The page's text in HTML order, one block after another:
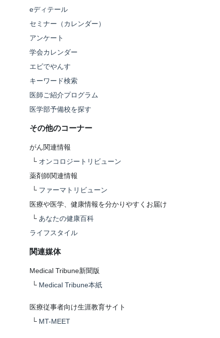
eディテール
セミナー（カレンダー）
アンケート
学会カレンダー
エビでやんす
キーワード検索
医師ご紹介プログラム
医学部予備校を探す
その他のコーナー
がん関連情報
└ オンコロジートリビューン
薬剤師関連情報
└ ファーマトリビューン
医療や医学、健康情報を分かりやすくお届け
└ あなたの健康百科
ライフスタイル
関連媒体
Medical Tribune新聞版
└ Medical Tribune本紙
医療従事者向け生涯教育サイト
└ MT-MEET